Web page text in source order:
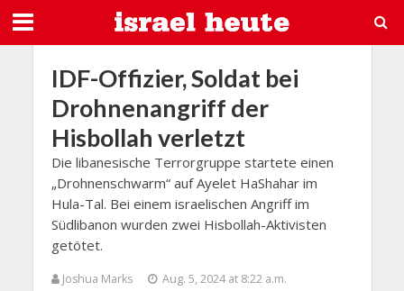
IDF-Offizier, Soldat bei
Drohnenangriff der
Hisbollah verletzt
Die libanesische Terrorgruppe startete einen
„Drohnenschwarm“ auf Ayelet HaShahar im
Hula-Tal. Bei einem israelischen Angriff im
Südlibanon wurden zwei Hisbollah-Aktivisten
getötet.
Joshua Marks
Aug. 5, 2024 at 8:22 a.m.